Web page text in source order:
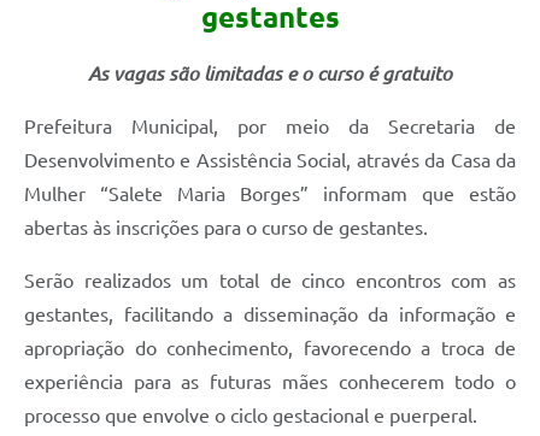
gestantes
As vagas são limitadas e o curso é gratuito
Prefeitura Municipal, por meio da Secretaria de
Desenvolvimento e Assistência Social, através da Casa da
Mulher “Salete Maria Borges” informam que estão
abertas às inscrições para o curso de gestantes.
Serão realizados um total de cinco encontros com as
gestantes, facilitando a disseminação da informação e
apropriação do conhecimento, favorecendo a troca de
experiência para as futuras mães conhecerem todo o
processo que envolve o ciclo gestacional e puerperal.